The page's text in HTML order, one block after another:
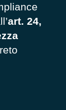
art. 24,